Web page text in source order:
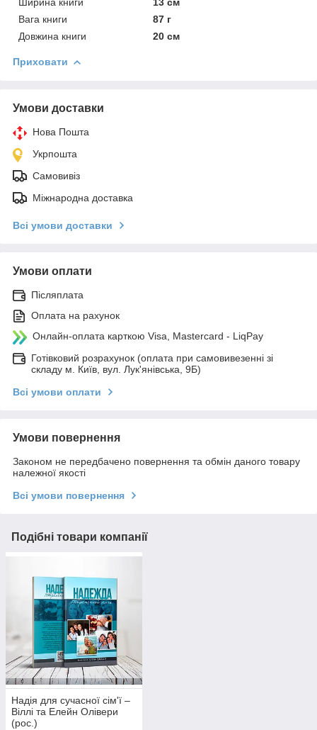
Вага книги
87 г
Довжина книги
20 см
Приховати
Умови доставки
Нова Пошта
Укрпошта
Самовивіз
Міжнародна доставка
Всі умови доставки
Умови оплати
Післяплата
Оплата на рахунок
Онлайн-оплата карткою Visa, Mastercard - LiqPay
Готівковий розрахунок (оплата при самовивезенні зі
складу м. Київ, вул. Лук'янівська, 9Б)
Всі умови оплати
Умови повернення
Законом не передбачено повернення та обмін даного товару
належної якості
Всі умови повернення
Подібні товари компанії
Надія для сучасної сім'ї –
Віллі та Елейн Олівери
(рос.)